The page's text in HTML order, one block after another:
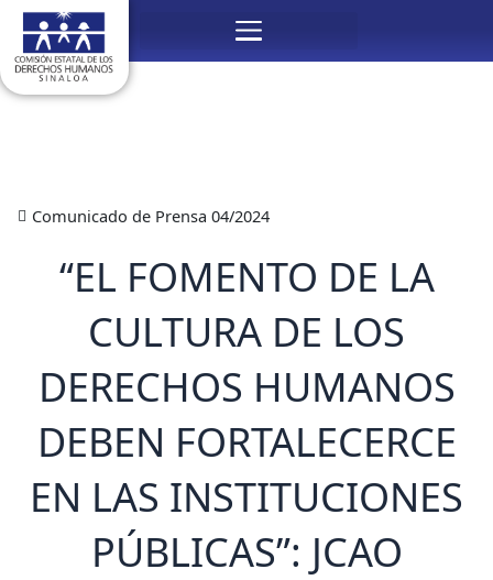
Menú
contenido
Comunicado de Prensa 04/2024
“EL FOMENTO DE LA
CULTURA DE LOS
DERECHOS HUMANOS
DEBEN FORTALECERCE
EN LAS INSTITUCIONES
PÚBLICAS”: JCAO